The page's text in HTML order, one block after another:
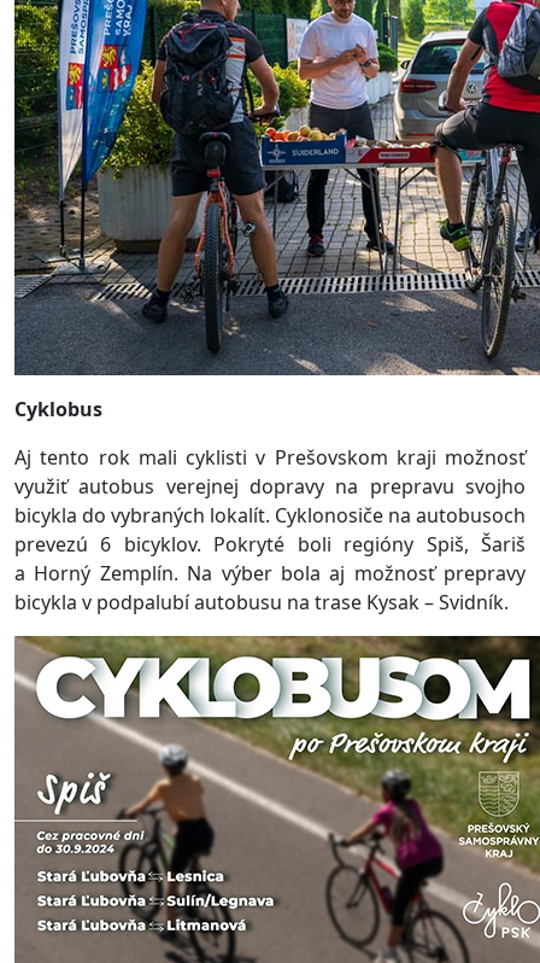
Cyklobus
Aj tento rok mali cyklisti v Prešovskom kraji možnosť
využiť autobus verejnej dopravy na prepravu svojho
bicykla do vybraných lokalít. Cyklonosiče na autobusoch
prevezú 6 bicyklov. Pokryté boli regióny Spiš, Šariš
a Horný Zemplín. Na výber bola aj možnosť prepravy
bicykla v podpalubí autobusu na trase Kysak – Svidník.